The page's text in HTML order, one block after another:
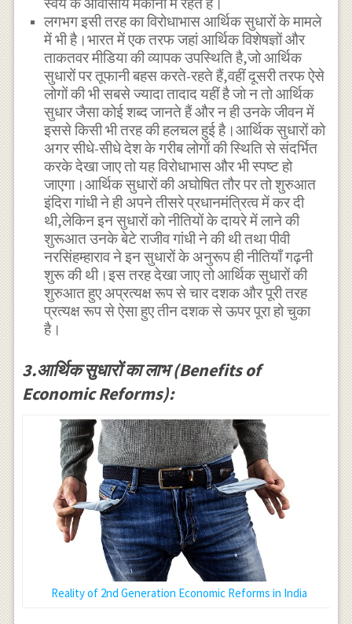
स्वयं के आवासीय मकानों में रहते हैं।
लगभग इसी तरह का विरोधाभास आर्थिक सुधारों के मामले
में भी है।भारत में एक तरफ जहां आर्थिक विशेषज्ञों और
ताकतवर मीडिया की व्यापक उपस्थिति है,जो आर्थिक
सुधारों पर तूफानी बहस करते-रहते हैं,वहीं दूसरी तरफ ऐसे
लोगों की भी सबसे ज्यादा तादाद यहीं है जो न तो आर्थिक
सुधार जैसा कोई शब्द जानते हैं और न ही उनके जीवन में
इससे किसी भी तरह की हलचल हुई है।आर्थिक सुधारों को
अगर सीधे-सीधे देश के गरीब लोगों की स्थिति से संदर्भित
करके देखा जाए तो यह विरोधाभास और भी स्पष्ट हो
जाएगा।आर्थिक सुधारों की अघोषित तौर पर तो शुरुआत
इंदिरा गांधी ने ही अपने तीसरे प्रधानमंत्रित्व में कर दी
थी,लेकिन इन सुधारों को नीतियों के दायरे में लाने की
शुरूआत उनके बेटे राजीव गांधी ने की थी तथा पीवी
नरसिंहम्हाराव ने इन सुधारों के अनुरूप ही नीतियाँ गढ़नी
शुरू की थी।इस तरह देखा जाए तो आर्थिक सुधारों की
शुरुआत हुए अप्रत्यक्ष रूप से चार दशक और पूरी तरह
प्रत्यक्ष रूप से ऐसा हुए तीन दशक से ऊपर पूरा हो चुका
है।
3.आर्थिक सुधारों का लाभ (Benefits of
Economic Reforms):
Reality of 2nd Generation Economic Reforms in India